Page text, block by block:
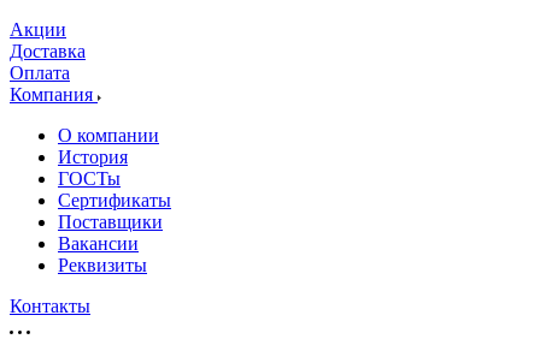
Акции
Доставка
Оплата
Компания
О компании
История
ГОСТы
Сертификаты
Поставщики
Вакансии
Реквизиты
Контакты